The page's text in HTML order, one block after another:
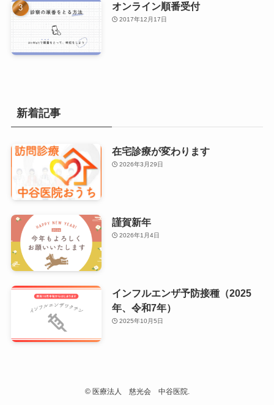
オンライン順番受付
2017年12月17日
新着記事
在宅診療が変わります
2026年3月29日
謹賀新年
2026年1月4日
インフルエンザ予防接種（2025
年、令和7年）
2025年10月5日
©医療法人 慈光会 中谷医院.